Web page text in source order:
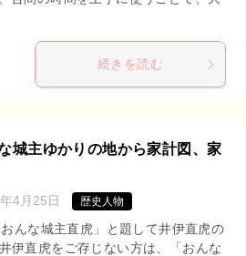
続きを読む
城主ゆかりの地から家計図、家
4月25日 歴史人物
んな城主直虎」と題して井伊直虎の
伊直虎をご存じない方は、「おんな